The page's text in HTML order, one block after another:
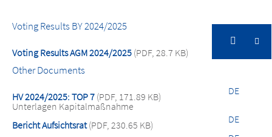
Voting Results BY 2024/2025
Voting Results AGM 2024/2025 (PDF, 28.7 KB) DE
Other Documents
HV 2024/2025: TOP 7 (PDF, 171.89 KB)
Unterlagen Kapitalmaßnahme
DE
Bericht Aufsichtsrat(PDF, 230.65 KB) DE